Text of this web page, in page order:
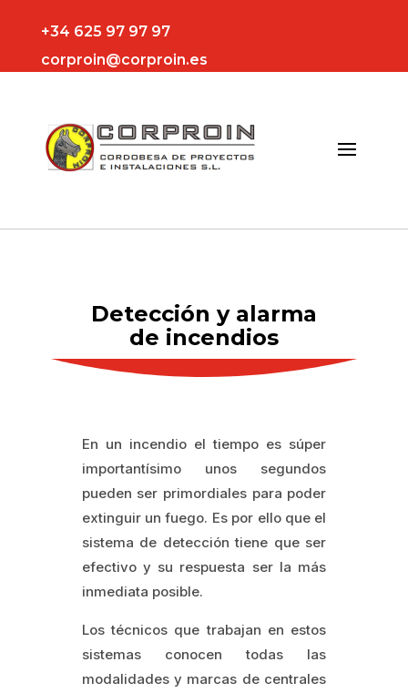
+34 625 97 97 97
corproin@corproin.es
Detección y alarma
de incendios
En un incendio el tiempo es súper
importantísimo unos segundos
pueden ser primordiales para poder
extinguir un fuego. Es por ello que el
sistema de detección tiene que ser
efectivo y su respuesta ser la más
inmediata posible.
Los técnicos que trabajan en estos
sistemas conocen todas las
modalidades y marcas de centrales